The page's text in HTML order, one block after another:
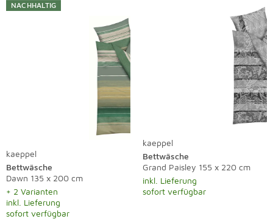
NACHHALTIG
kaeppel
Bettwäsche
Dawn 135 x 200 cm
+ 2 Varianten
inkl. Lieferung
sofort verfügbar
kaeppel
Bettwäsche
Grand Paisley 155 x 220 cm
inkl. Lieferung
sofort verfügbar